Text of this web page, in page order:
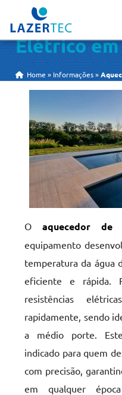
Aquecedor
Elétrico
Home » Informações »
Oaquecedor de
equipamento
temperatura da água
eficiente e rápida.
resistências
rapidamente, sendo
a médio porte.
indicado para quem
com precisão,
em qualquer